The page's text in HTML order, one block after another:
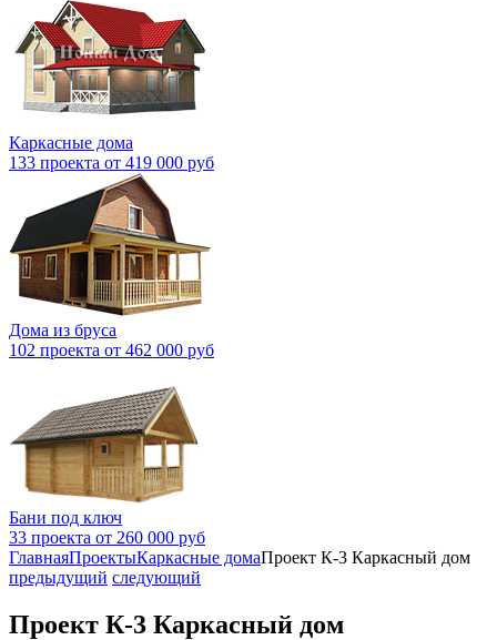
Каркасные дома
133 проекта от 419 000 руб
Дома из бруса
102 проекта от 462 000 руб
Бани под ключ
33 проекта от 260 000 руб
ГлавнаяПроектыКаркасные домаПроект К-3 Каркасный дом
предыдущий следующий
Проект К-3 Каркасный дом